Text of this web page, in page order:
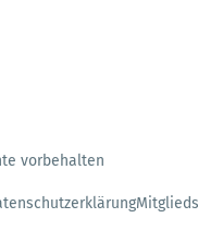
vorbehalten